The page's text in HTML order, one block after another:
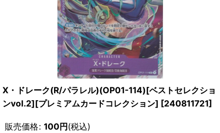
X・ドレーク(R/パラレル)(OP01-114)[ベストセレクショ
ンvol.2][プレミアムカードコレクション] [240811721]
販売価格: 100円(税込)